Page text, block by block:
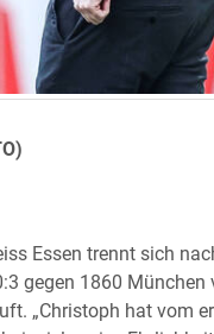
Essen trennt sich
gegen 1860
„Christoph hat vom